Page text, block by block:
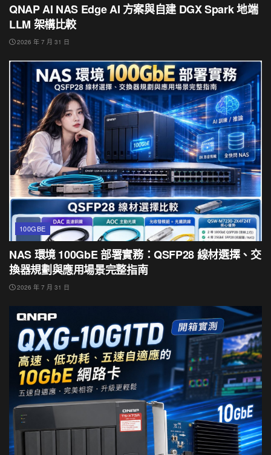
QNAP AI NAS Edge AI 方案與自建 DGX Spark 地端
LLM 架構比較
2026 年 7 月 31 日
100GBE
NAS 環境 100GbE 部署實務：QSFP28 線材選擇、交
換器規劃與應用場景完整指南
2026 年 7 月 31 日